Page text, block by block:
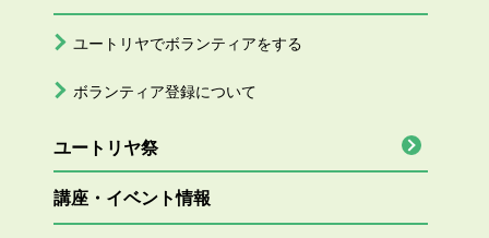
ユートリヤでボランティアをする
ボランティア登録について
ユートリヤ祭
講座・イベント情報